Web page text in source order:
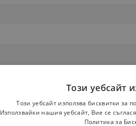
Този уебсайт
Този уебсайт използва бисквитки за
Използвайки нашия уебсайт, Вие се
Политика за